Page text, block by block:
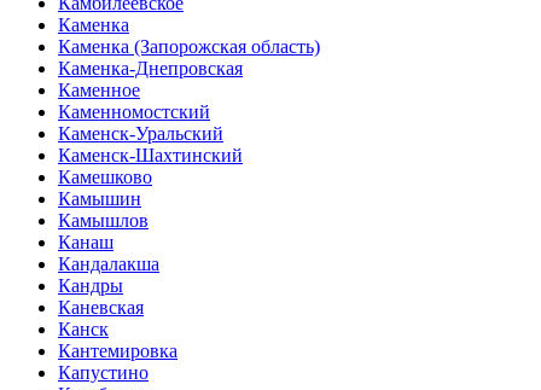
Каменка
Каменка (Запорожская область)
Каменка-Днепровская
Каменное
Каменномостский
Каменск-Уральский
Каменск-Шахтинский
Камешково
Камышин
Камышлов
Канаш
Кандалакша
Кандры
Каневская
Канск
Кантемировка
Капустино